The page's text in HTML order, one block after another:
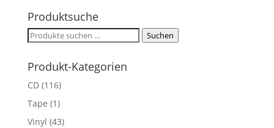
Produktsuche
Suchen
Suchen
Produkt-Kategorien
CD (116)
Tape (1)
Vinyl (43)